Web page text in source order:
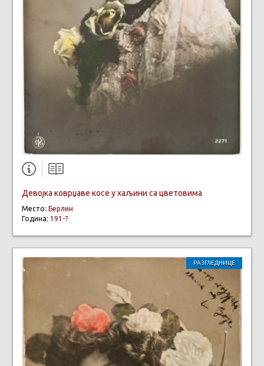
Девојка коврџаве косе у хаљини са цветовима
Место: Берлин
Година: 191-?
РАЗГЛЕДНИЦЕ